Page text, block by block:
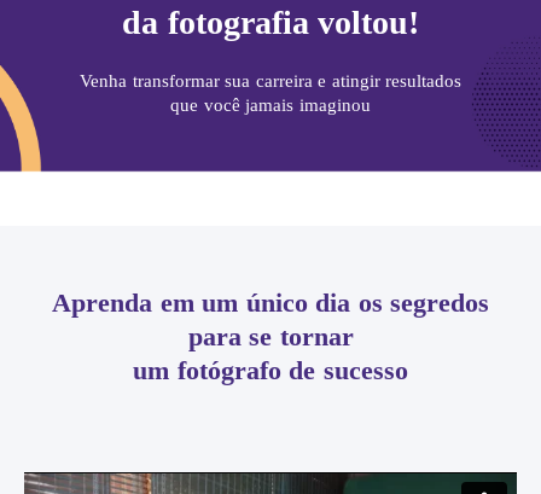
da fotografia voltou!
Venha transformar sua carreira e atingir resultados
que você jamais imaginou
Aprenda em um único dia os segredos
para se tornar
um fotógrafo de sucesso